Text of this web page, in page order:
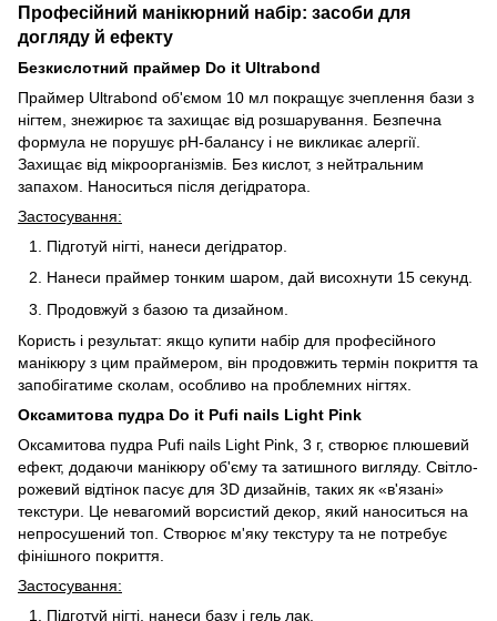
Професійний манікюрний набір: засоби для
догляду й ефекту
Безкислотний праймер Do it Ultrabond
Праймер Ultrabond об'ємом 10 мл покращує зчеплення бази з
нігтем, знежирює та захищає від розшарування. Безпечна
формула не порушує pH-балансу і не викликає алергії.
Захищає від мікроорганізмів. Без кислот, з нейтральним
запахом. Наноситься після дегідратора.
Застосування:
Підготуй нігті, нанеси дегідратор.
Нанеси праймер тонким шаром, дай висохнути 15 секунд.
Продовжуй з базою та дизайном.
Користь і результат: якщо купити набір для професійного
манікюру з цим праймером, він продовжить термін покриття та
запобігатиме сколам, особливо на проблемних нігтях.
Оксамитова пудра Do it Pufi nails Light Pink
Оксамитова пудра Pufi nails Light Pink, 3 г, створює плюшевий
ефект, додаючи манікюру об'єму та затишного вигляду. Світло-
рожевий відтінок пасує для 3D дизайнів, таких як «в'язані»
текстури. Це невагомий ворсистий декор, який наноситься на
непросушений топ. Створює м'яку текстуру та не потребує
фінішного покриття.
Застосування:
Підготуй нігті, нанеси базу і гель лак.